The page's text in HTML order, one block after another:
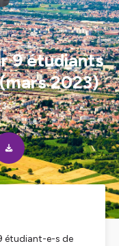
9 étudiants
2023)
étudiant-e-s de